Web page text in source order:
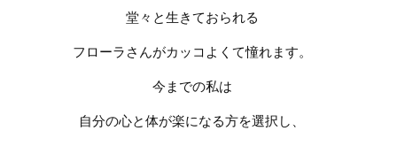
堂々と生きておられる
フローラさんがカッコよくて憧れます。
今までの私は
自分の心と体が楽になる方を選択し、